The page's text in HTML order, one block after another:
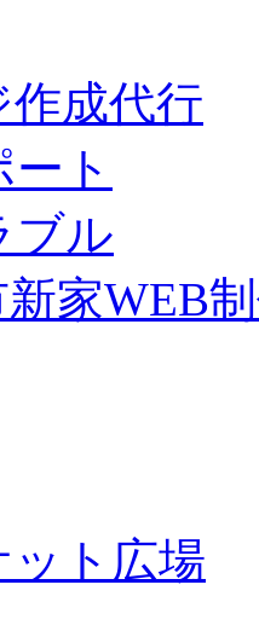
成代行
ト
ブル
家WEB
ット広場